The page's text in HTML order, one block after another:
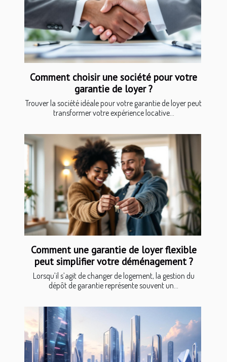
Comment choisir une société pour votre
garantie de loyer ?
Trouver la société idéale pour votre garantie de loyer peut
transformer votre expérience locative...
Comment une garantie de loyer flexible
peut simplifier votre déménagement ?
Lorsqu’il s’agit de changer de logement, la gestion du
dépôt de garantie représente souvent un...